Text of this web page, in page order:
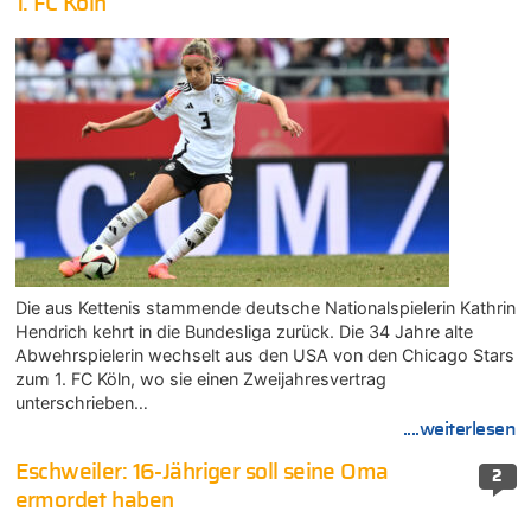
Die aus Kettenis stammende deutsche Nationalspielerin Kathrin
Hendrich kehrt in die Bundesliga zurück. Die 34 Jahre alte
Abwehrspielerin wechselt aus den USA von den Chicago Stars
zum 1. FC Köln, wo sie einen Zweijahresvertrag
unterschrieben…
....weiterlesen
2
Eschweiler: 16-Jähriger soll seine Oma
ermordet haben